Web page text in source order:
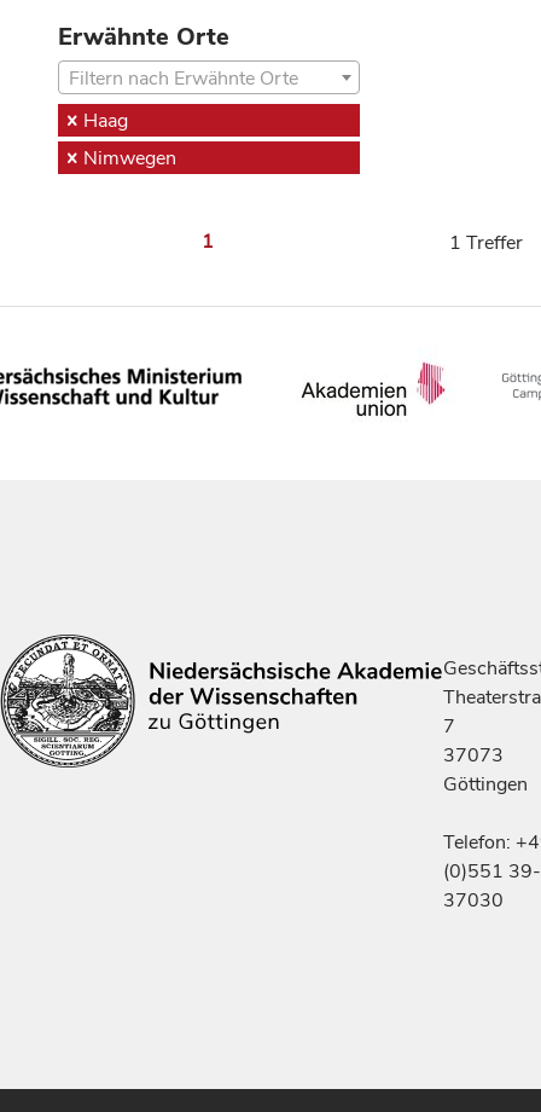
Erwähnte Orte
Filtern nach Erwähnte Orte
Haag
Nimwegen
1 1 Treffer
7
37073
Göttingen
Telefon:
(0)551 39-
37030